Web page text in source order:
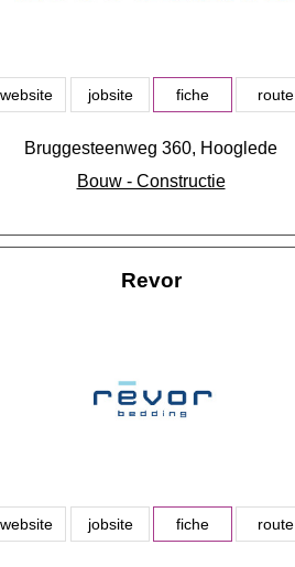
website jobsite fiche route
Bruggesteenweg 360, Hooglede
Bouw - Constructie
Revor
website jobsite fiche route